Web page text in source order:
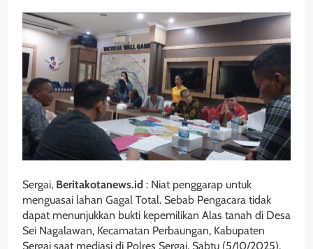
Sergai, Beritakotanews.id : Niat penggarap untuk
menguasai lahan Gagal Total. Sebab Pengacara tidak
dapat menunjukkan bukti kepemilikan Alas tanah di Desa
Sei Nagalawan, Kecamatan Perbaungan, Kabupaten
Sergai saat mediasi di Polres Sergai, Sabtu (5/10/2025).